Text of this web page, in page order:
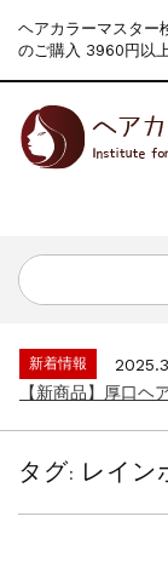
ヘアカラーマスター
のご購入 3960円以
一部ヘアカラーチ
新着情報
新着情報
【新商品】厚口ヘ
新着情報
タグ: レイ